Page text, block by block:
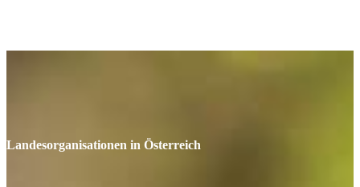
Landesorganisationen in Österreich